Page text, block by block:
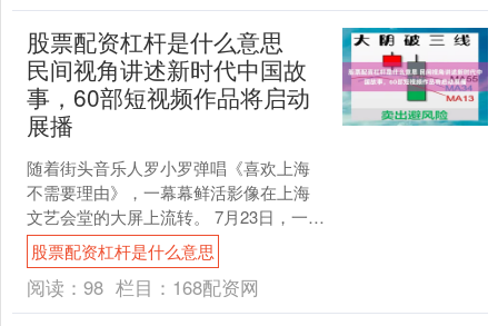
股票配资杠杆是什么意思
民间视角讲述新时代中国故
事，60部短视频作品将启动
展播
随着街头音乐人罗小罗弹唱《喜欢上海
不需要理由》，一幕幕鲜活影像在上海
文艺会堂的大屏上流转。 7月23日，一批
新大众文艺创作者齐聚上海文艺会堂，
“新动能驱动新空间....
股票配资杠杆是什么意思
阅读： 98 栏目： 168配资网